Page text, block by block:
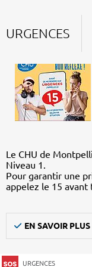
URGENCES
Le CHU de
Niveau 1.
Pour garantir une
appelez le 15 avant
EN SAVOIR PLUS
URGENCES